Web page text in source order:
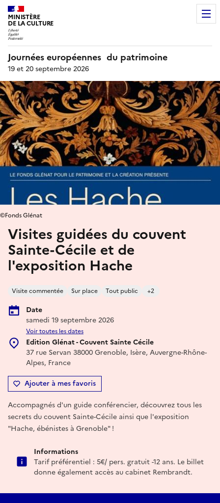
MINISTÈRE
DE LA CULTURE
Journées européennes du patrimoine
19 et 20 septembre 2026
Visites guidées du couvent
Sainte-Cécile et de
l'exposition Hache
Visite commentée Sur place Tout public +2
Date
samedi 19 septembre 2026
Voir toutes les dates
Edition Glénat - Couvent Sainte Cécile
37 rue Servan 38000 Grenoble, Isère, Auvergne-Rhône-
Alpes, France
Ajouter à mes favoris
©Fonds Glénat
Accompagnés d'un guide conférencier, découvrez tous les
secrets du couvent Sainte-Cécile ainsi que l'exposition
"Hache, ébénistes à Grenoble" !
Informations
Tarif préférentiel : 5€/ pers. gratuit -12 ans. Le billet
donne également accès au cabinet Rembrandt.